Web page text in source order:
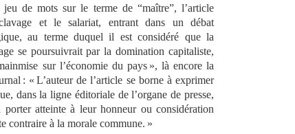
de mots sur le terme de “maître”, l’article
et le salariat, entrant dans un débat
au terme duquel il est considéré que la
se poursuivrait par la domination capitaliste,
sur l’économie du pays », là encore la
: « L’auteur de l’article se borne à exprimer
dans la ligne éditoriale de l’organe de presse,
atteinte à leur honneur ou considération
contraire à la morale commune. »